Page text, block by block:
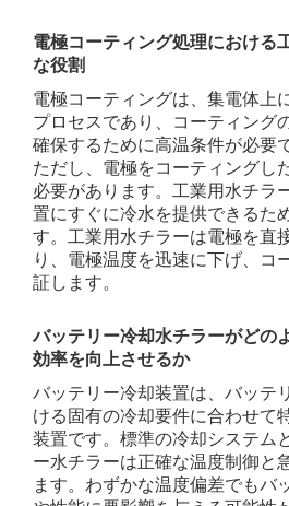
電極コーティング処理における
な役割
電極コーティングは、集電体上
プロセスであり、コーティング
確保するために高温条件が必要
ただし、電極をコーティングし
必要があります。工業用水チラ
置にすぐに冷水を提供できるた
す。工業用水チラーは電極を直
り、電極温度を迅速に下げ、コ
証します。
バッテリー冷却水チラーがどの
効率を向上させるか
バッテリー冷却装置は、バッテ
ける固有の冷却要件に合わせて
装置です。標準の冷却システム
ー水チラーは正確な温度制御と
ます。わずかな温度偏差でもバ